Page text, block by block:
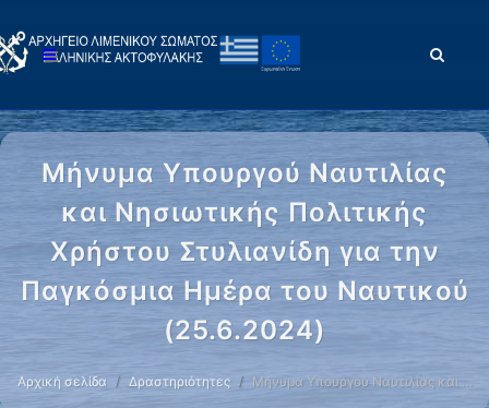
Μήνυμα Υπουργού Ναυτιλίας
και Νησιωτικής Πολιτικής
Χρήστου Στυλιανίδη για την
Παγκόσμια Ημέρα του Ναυτικού
(25.6.2024)
Αρχική σελίδα Δραστηριότητες Μήνυμα Υπουργού Ναυτιλίας και …